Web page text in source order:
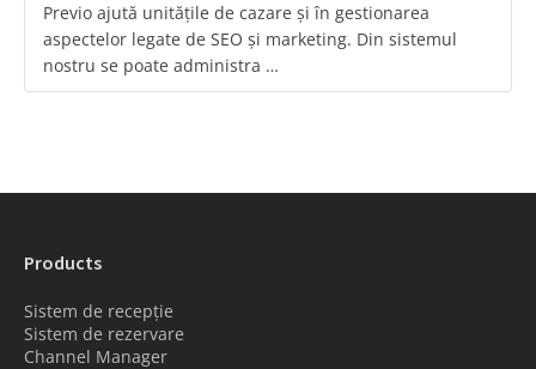
Previo ajută unitățile de cazare și în gestionarea
aspectelor legate de SEO și marketing. Din sistemul
nostru se poate administra …
Products
Sistem de recepție
Sistem de rezervare
Channel Manager